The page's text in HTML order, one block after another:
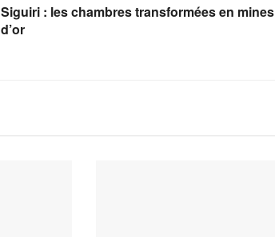
Siguiri : les chambres transformées en mines
d’or